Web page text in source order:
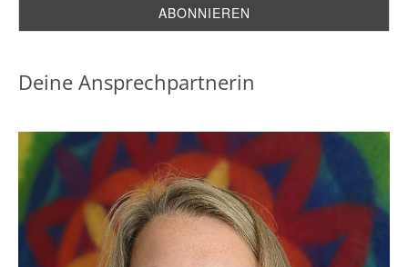
Deine Ansprechpartnerin